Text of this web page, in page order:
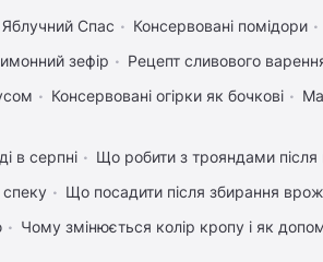
Яблучний Спас Консервовані помідори
зефір
Рецепт сливового
Консервовані огірки як бочкові
в серпні Що робити з трояндами після
Що посадити після збирання
Чому змінюється колір кропу і як